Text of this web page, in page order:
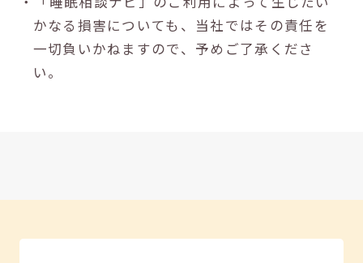
かなる損害についても、当社ではその責任を
一切負いかねますので、予めご了承くださ
い。